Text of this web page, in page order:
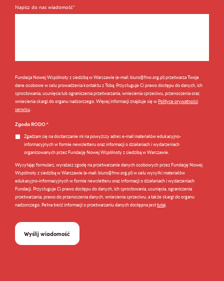
Napisz do nas wiadomość*
Fundacja Nowej Wspólnoty z siedzibą w Warszawie (e-mail: biuro@fnw.org.pl) przetwarza Twoje
dane osobowe w celu prowadzenia kontaktu z Tobą. Przysługuje Ci prawo dostępu do danych, ich
sprostowania, usunięcia lub ograniczenia przetwarzania, wniesienia sprzeciwu, przenoszenia oraz
wniesienia skargi do organu nadzorczego. Więcej informacji znajduje się wPolityce prywatności
serwisu
Zgoda RODO*
Zgadzam się na dostarczanie mi na powyższy adres e-mail materiałów edukacyjno-
informacyjnych w formie newsletteru oraz informacji o działaniach i wydarzeniach
organizowanych przez Fundację Nowej Wspólnoty z siedzibą w Warszawie.
Wysyłając formularz, wyrażasz zgodę na przetwarzanie danych osobowych przez Fundację Nowej
Wspólnoty z siedzibą w Warszawie (e-mail: biuro@fnw.org.pl) w celu wysyłki materiałów
edukacyjno-informacyjnych w formie newsletteru oraz informacji o działaniach i wydarzeniach
Fundacji. Przysługuje Ci prawo dostępu do danych, ich sprostowania, usunięcia, ograniczenia
przetwarzania, prawo do przenoszenia danych, wniesienia sprzeciwu, a także skargi do organu
nadzorczego. Pełna treść informacji o przetwarzaniu danych dostępna jesttutaj